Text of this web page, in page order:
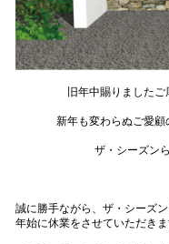
旧年中賜りました
新年も変わらぬご愛顧
ザ・シーズン
誠に勝手ながら、ザ・シーズ
年始に休業をさせていただきま